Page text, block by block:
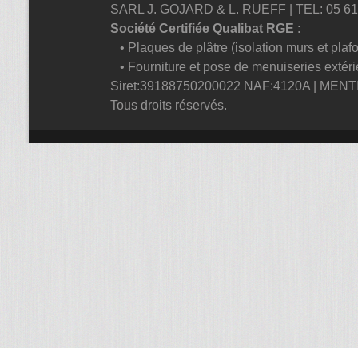
SARL J. GOJARD & L. RUEFF | TEL: 05
Société Certifiée Qualibat RGE :
• Plaques de plâtre (isolation murs et
• Fourniture et pose de menuiseries
Siret:39188750200022 NAF:4120A |
Tous droits réservés.